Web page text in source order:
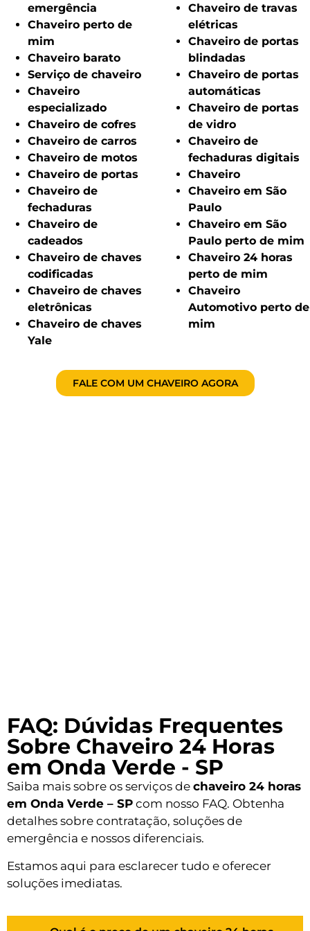
emergência
Chaveiro perto de
mim
Chaveiro barato
Serviço de chaveiro
Chaveiro
especializado
Chaveiro de cofres
Chaveiro de carros
Chaveiro de motos
Chaveiro de portas
Chaveiro de
fechaduras
Chaveiro de
cadeados
Chaveiro de chaves
codificadas
Chaveiro de chaves
eletrônicas
Chaveiro de chaves
Yale
Chaveiro de travas
elétricas
Chaveiro de portas
blindadas
Chaveiro de portas
automáticas
Chaveiro de portas
de vidro
Chaveiro de
fechaduras digitais
Chaveiro
Chaveiro em São
Paulo
Chaveiro em São
Paulo perto de mim
Chaveiro 24 horas
perto de mim
Chaveiro
Automotivo perto de
mim
FALE COM UM CHAVEIRO AGORA
FAQ: Dúvidas Frequentes
Sobre Chaveiro 24 Horas
em Onda Verde - SP
Saiba mais sobre os serviços de chaveiro 24 horas
em Onda Verde – SP com nosso FAQ. Obtenha
detalhes sobre contratação, soluções de
emergência e nossos diferenciais.
Estamos aqui para esclarecer tudo e oferecer
soluções imediatas.